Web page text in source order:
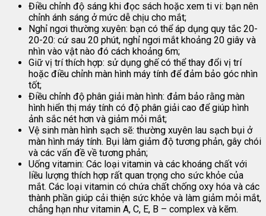
Điều chỉnh độ sáng khi đọc sách hoặc xem ti vi: bạn nên
chỉnh ánh sáng ở mức dễ chịu cho mắt;
Nghỉ ngơi thường xuyên: bạn có thể áp dụng quy tắc 20-
20-20: cứ sau 20 phút, nghỉ ngơi mắt khoảng 20 giây và
nhìn vào vật nào đó cách khoảng 6m;
Giữ vị trí thích hợp: sử dụng ghế có thể thay đổi vị trí
hoặc điều chỉnh màn hình máy tính để đảm bảo góc nhìn
tốt;
Điều chỉnh độ phân giải màn hình: đảm bảo rằng màn
hình hiển thị máy tính có độ phân giải cao để giúp hình
ảnh sắc nét hơn và giảm mỏi mắt;
Vệ sinh màn hình sạch sẽ: thường xuyên lau sạch bụi ở
màn hình máy tính. Bụi làm giảm độ tương phản, gây chói
và các vấn đề về tương phản;
Uống vitamin: Các loại vitamin và các khoáng chất với
liều lượng thích hợp rất quan trọng cho sức khỏe của
mắt. Các loại vitamin có chứa chất chống oxy hóa và các
thành phần giúp cải thiện sức khỏe và làm giảm mỏi mắt,
chẳng hạn như vitamin A, C, E, B – complex và kẽm.